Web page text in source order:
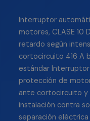
Interruptor
motores, CLASE 10
retardo según
cortocircuito 416 A
estándar
protección de
ante cortocircuito y
instalación contra
separación